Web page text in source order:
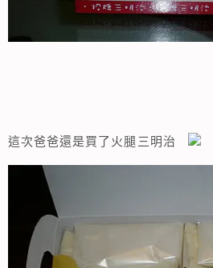
這次爸爸還是買了火腿三明治